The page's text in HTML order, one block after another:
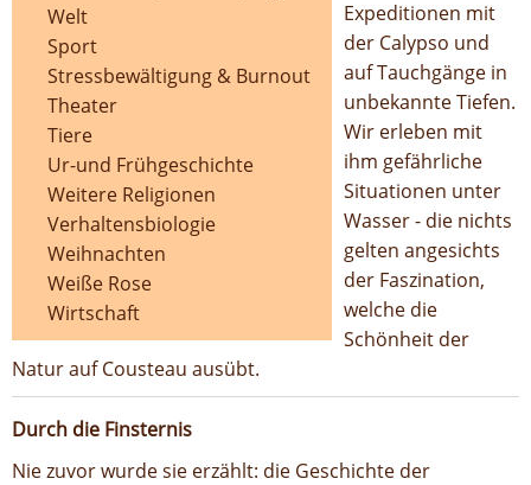
Welt
Sport
Stressbewältigung & Burnout
Theater
Tiere
Ur-und Frühgeschichte
Weitere Religionen
Verhaltensbiologie
Weihnachten
Weiße Rose
Wirtschaft
Expeditionen mit
der Calypso und
auf Tauchgänge in
unbekannte Tiefen.
Wir erleben mit
ihm gefährliche
Situationen unter
Wasser - die nichts
gelten angesichts
der Faszination,
welche die
Schönheit der
Natur auf Cousteau ausübt.
Durch die Finsternis
Nie zuvor wurde sie erzählt: die Geschichte der